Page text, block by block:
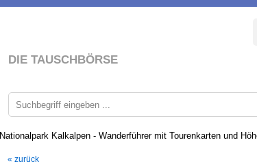
DIE TAUSCHBÖRSE
Nationalpark Kalkalpen - Wanderführer mit Tourenkarten und
« zurück